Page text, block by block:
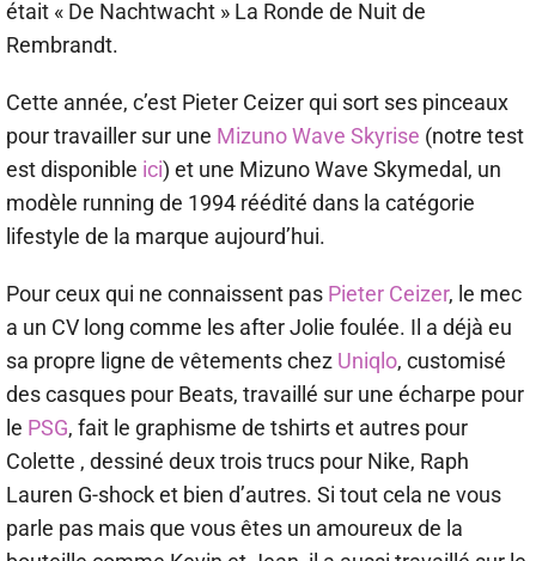
était « De Nachtwacht » La Ronde de Nuit de
Rembrandt.
Cette année, c’est Pieter Ceizer qui sort ses pinceaux
pour travailler sur une Mizuno Wave Skyrise (notre test
est disponible ici) et une Mizuno Wave Skymedal, un
modèle running de 1994 réédité dans la catégorie
lifestyle de la marque aujourd’hui.
Pour ceux qui ne connaissent pas Pieter Ceizer, le mec
a un CV long comme les after Jolie foulée. Il a déjà eu
sa propre ligne de vêtements chez Uniqlo, customisé
des casques pour Beats, travaillé sur une écharpe pour
le PSG, fait le graphisme de tshirts et autres pour
Colette , dessiné deux trois trucs pour Nike, Raph
Lauren G-shock et bien d’autres. Si tout cela ne vous
parle pas mais que vous êtes un amoureux de la